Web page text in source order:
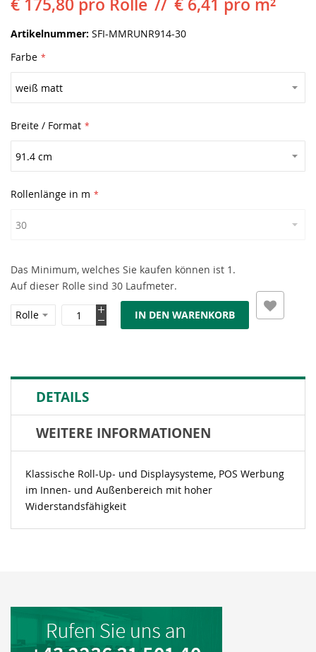
€ 175,80 pro Rolle € 6,41 pro m²
Artikelnummer SFI-MMRUNR914-30
Farbe
Breite / Format
Rollenlänge in m
Das Minimum, welches Sie kaufen können ist 1.
Auf dieser Rolle sind 30 Laufmeter.
IN DEN WARENKORB
DETAILS
WEITERE INFORMATIONEN
Klassische Roll-Up- und Displaysysteme, POS Werbung
im Innen- und Außenbereich mit hoher
Widerstandsfähigkeit